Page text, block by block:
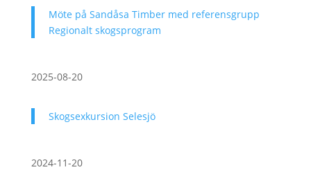
Möte på Sandåsa Timber med referensgrupp
Regionalt skogsprogram
2025-08-20
Skogsexkursion Selesjö
2024-11-20